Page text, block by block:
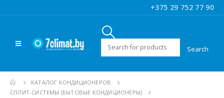
+375 29 752 77 90
Искать:
КАТАЛОГ КОНДИЦИОНЕРОВ
CПЛИТ-СИСТЕМЫ (БЫТОВЫЕ КОНДИЦИОНЕРЫ)